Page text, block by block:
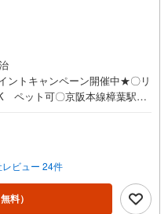
ントキャンペーン開催中★〇リ
ペット可〇京阪本線樟葉駅徒
～20:00 ■即日案内可能！※
でのお問合せがスムーズ■定休
ージよりLINEでのお問合せ
未掲載物件、弊社ホームペー
検索も充実！ご希望の学校区
ソラ住宅販売」で検索！是非
ビュー 24件
無料）